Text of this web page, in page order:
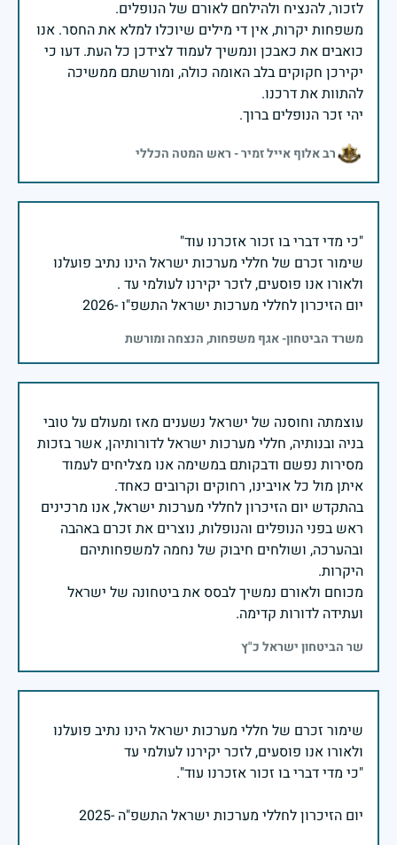
משפחות יקרות, אין די מילים שיוכלו למלא את החסר. אנו
כואבים את כאבכן ונמשיך לעמוד לצידכן כל העת. דעו כי
יקירכן חקוקים בלב האומה כולה, ומורשתם ממשיכה
יהי זכר הנופלים ברוך.
רב אלוף אייל זמיר - ראש המטה הכללי
שימור זכרם של חללי מערכות ישראל הינו נתיב פועלנו
יום הזיכרון לחללי מערכות ישראל התשפ"ו -2026
משרד הביטחון- אגף משפחות, הנצחה ומורשת
עוצמתה וחוסנה של ישראל נשענים מאז ומעולם על טובי
בניה ובנותיה, חללי מערכות ישראל לדורותיהן, אשר בזכות
מסירות נפשם ודבקותם במשימה אנו מצליחים לעמוד
בהתקדש יום הזיכרון לחללי מערכות ישראל, אנו מרכינים
ראש בפני הנופלים והנופלות, נוצרים את זכרם באהבה
ובהערכה, ושולחים חיבוק של נחמה למשפחותיהם
מכוחם ולאורם נמשיך לבסס את ביטחונה של ישראל
ועתידה לדורות קדימה.
שר הביטחון ישראל כ"ץ
שימור זכרם של חללי מערכות ישראל הינו נתיב פועלנו
יום הזיכרון לחללי מערכות ישראל התשפ"ה -2025